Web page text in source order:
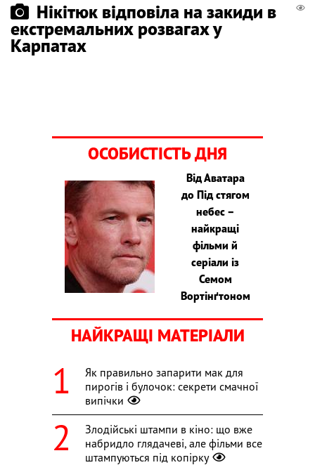
Нікітюк відповіла на закиди в
екстремальних розвагах у
Карпатах
ОСОБИСТІСТЬ ДНЯ
Від Аватара
до Під стягом
небес –
найкращі
фільми й
серіали із
Семом
Вортінґтоном
НАЙКРАЩІ МАТЕРІАЛИ
Як правильно запарити мак для
пирогів і булочок: секрети смачної
випічки
Злодійські штампи в кіно: що вже
набридло глядачеві, але фільми все
штампуються під копірку